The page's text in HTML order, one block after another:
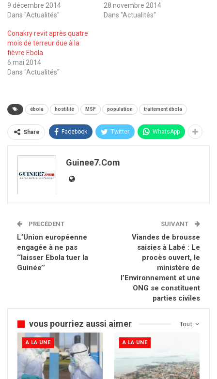
9 décembre 2014
Dans "Actualités"
28 novembre 2014
Dans "Actualités"
Conakry revit après quatre
mois de terreur due à la
fièvre Ebola
6 mai 2014
Dans "Actualités"
ébola hostilité MSF population traitement ébola
Share Facebook Twitter WhatsApp
Guinee7.com
PRÉCÉDENT
L’Union européenne
engagée à ne pas
‘‘laisser Ebola tuer la
Guinée’’
SUIVANT
Viandes de brousse
saisies à Labé : Le
procès ouvert, le
ministère de
l’Environnement et une
ONG se constituent
parties civiles
Tout
vous pourriez aussi aimer
A LA UNE A LA UNE